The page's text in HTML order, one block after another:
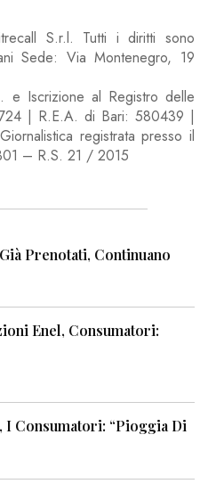
S.r.l. Tutti i diritti sono
Sede: Via Montenegro, 19
e Iscrizione al Registro delle
| R.E.A. di Bari: 580439 |
registrata presso il
– R.S. 21 / 2015
Prenotati, Continuano
Enel, Consumatori:
I Consumatori: “Pioggia Di